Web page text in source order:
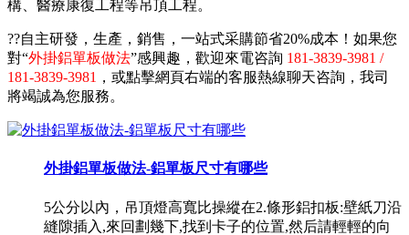
構、醫療康復工程等吊頂工程。
??自主研發，生產，銷售，一站式采購節省20%成本！如果您
對“外掛鋁單板做法”感興趣，歡迎來電咨詢 181-3839-3981 /
181-3839-3981 ，或點擊網頁右端的客服熱線聊天咨詢，我司
將竭誠為您服務。
外掛鋁單板做法-鋁單板尺寸有哪些
5公分以內，吊頂燈高寬比操縱在2.條形鋁扣板:壁紙刀沿
縫隙插入,來回劃幾下,找到卡子的位置,然后請輕輕的向